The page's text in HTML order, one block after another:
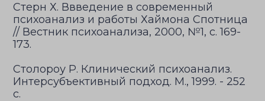
Стерн Х. Ввведение в современный
психоанализ и работы Хаймона Спотница
// Вестник психоанализа, 2000, №1, с. 169-
173.
Столороу Р. Клинический психоанализ.
Интерсубъективный подход. М., 1999. - 252
с.